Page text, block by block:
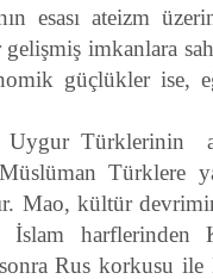
esası ateizm
imkanlara
güçlükler ise,
Uygur
Türklere
Mao, kültür
İslam harflerinden
Rus korkusu